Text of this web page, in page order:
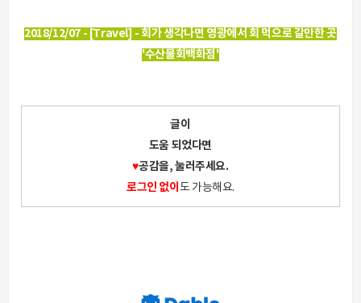
2018/12/07 - [Travel] - 회가 생각나면 영광에서 회 먹으로 갈만한 곳
'수산물회백화점'
글이
도움 되었다면
♥공감을, 눌러주세요.
로그인 없이 도 가능해요.